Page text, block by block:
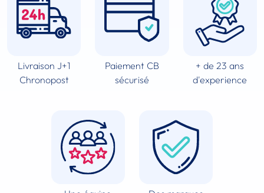
Livraison J+1
Chronopost
Paiement CB
sécurisé
+ de 23 ans
d'experience